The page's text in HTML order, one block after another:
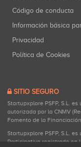
Código de conducta
Información básica
Privacidad
Política de Cookies
SITIO SEGURO
Startupxplore PSFP, S.L.
autorizada por la CNMV
Fomento de la
Startupxplore PSFP, S.L.
Participativa registrado en